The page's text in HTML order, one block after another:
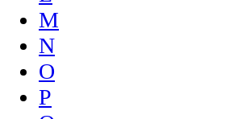
M
N
O
P